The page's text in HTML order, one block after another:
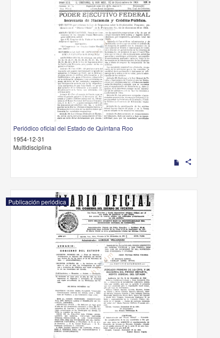
Periódico oficial del Estado de Quintana Roo
1954-12-31
Multidisciplina
share
Publicación periódica